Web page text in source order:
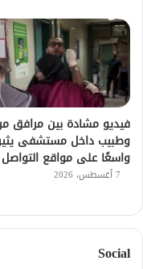
فيديو مشادة بين مرافق
وطبيب داخل مستشفى
واسعًا على مواقع التواصل
7 أغسطس، 2026
Social